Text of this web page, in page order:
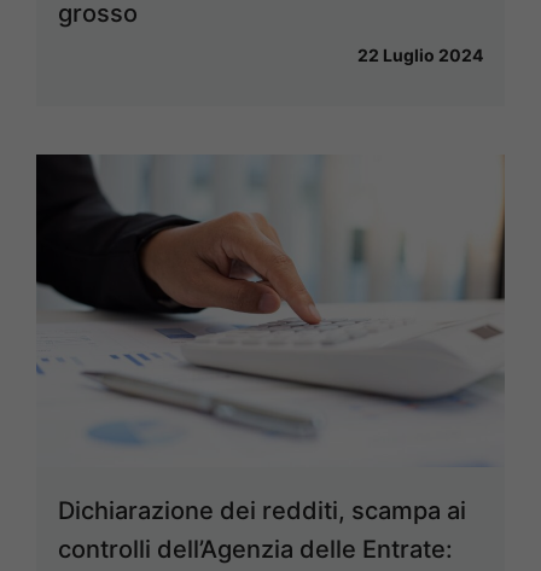
grosso
22 Luglio 2024
Dichiarazione dei redditi, scampa ai
controlli dell’Agenzia delle Entrate: